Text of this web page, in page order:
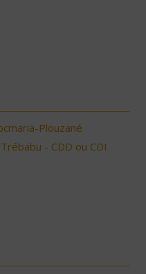
Plouzané
- CDD ou CDI